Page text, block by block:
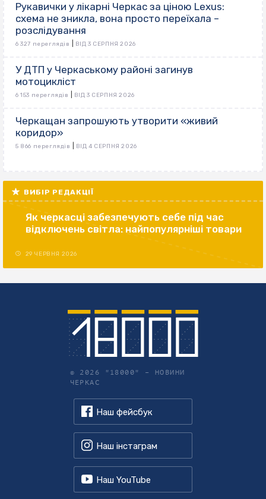
Рукавички у лікарні Черкас за ціною Lexus:
схема не зникла, вона просто переїхала –
розслідування
6 327 переглядів ВІД 3 СЕРПНЯ 2026
У ДТП у Черкаському районі загинув
мотоцикліст
6 153 переглядів ВІД 3 СЕРПНЯ 2026
Черкащан запрошують утворити «живий
коридор»
5 866 переглядів ВІД 4 СЕРПНЯ 2026
ВИБІР РЕДАКЦІЇ
Як черкасці забезпечують себе під час
відключень світла: найпопулярніші товари
29 ЧЕРВНЯ 2026
© 2026 "18000" – НОВИНИ
ЧЕРКАС
Наш фейсбук
Наш інстаграм
Наш YouTube